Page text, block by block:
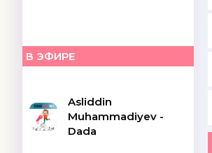
В ЭФИРЕ
Asliddin
Muhammadiyev -
Dada